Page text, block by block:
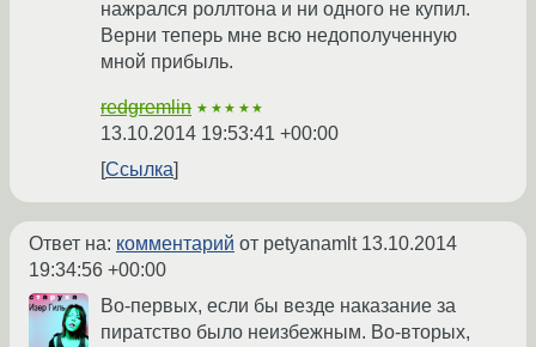
нажрался роллтона и ни одного не купил.
Верни теперь мне всю недополученную
мной прибыль.
redgremlin ★★★★★
13.10.2014 19:53:41 +00:00
Ссылка
Ответ на: комментарий от petyanamlt 13.10.2014
19:34:56 +00:00
Во-первых, если бы везде наказание за
пиратство было неизбежным. Во-вторых,